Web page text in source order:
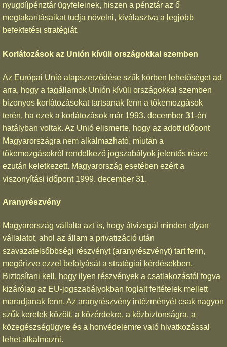
nyugdíjpénztár ügyfeleinek, hiszen a pénztár az ő
megtakarításaikat tudja növelni, kiválasztva a legjobb
befektetési stratégiát.
Korlátozások az Unión kívüli országokkal szemben
Az Európai Unió alapszerződése szűk körben lehetőséget ad
arra, hogy a tagállamok Unión kívüli országokkal szemben
bizonyos korlátozásokat tartsanak fenn a tőkemozgások
terén, ha ezek a korlátozások már 1993. december 31-én
hatályban voltak. Az Unió elismerte, hogy az adott időpont
Magyarországra nem alkalmazható, miután a
tőkemozgásokról rendelkező jogszabályok jelentős része
ezután keletkezett. Magyarország esetében ezért a
viszonyítási időpont 1999. december 31.
Aranyrészvény
Magyarország vállalta azt is, hogy átvizsgál minden olyan
vállalatot, ahol az állam a privatizáció után
szavazatelsőbbségi részvényt (aranyrészvényt) tart fenn,
megőrizve ezzel befolyását a stratégiai kérdésekben.
Biztosítani kell, hogy ilyen részvények a csatlakozástól fogva
kizárólag az EU-jogszabályokban foglalt feltételek mellett
maradjanak fenn. Az aranyrészvény intézményét csak nagyon
szűk keretek között, a közérdekre, a közbiztonságra, a
közegészségügyre és a honvédelemre való hivatkozással
lehet alkalmazni.